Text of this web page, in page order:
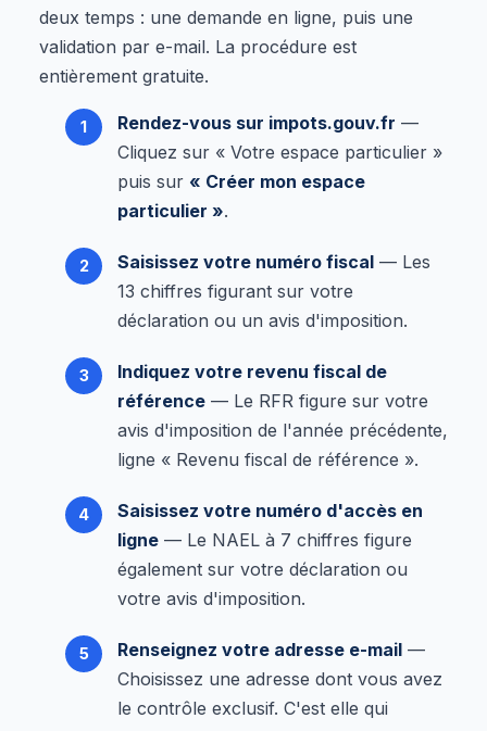
deux temps : une demande en ligne, puis une
validation par e-mail. La procédure est
entièrement gratuite.
Rendez-vous sur impots.gouv.fr —
Cliquez sur « Votre espace particulier »
puis sur « Créer mon espace
particulier ».
Saisissez votre numéro fiscal — Les
13 chiffres figurant sur votre
déclaration ou un avis d'imposition.
Indiquez votre revenu fiscal de
référence — Le RFR figure sur votre
avis d'imposition de l'année précédente,
ligne « Revenu fiscal de référence ».
Saisissez votre numéro d'accès en
ligne — Le NAEL à 7 chiffres figure
également sur votre déclaration ou
votre avis d'imposition.
Renseignez votre adresse e-mail —
Choisissez une adresse dont vous avez
le contrôle exclusif. C'est elle qui